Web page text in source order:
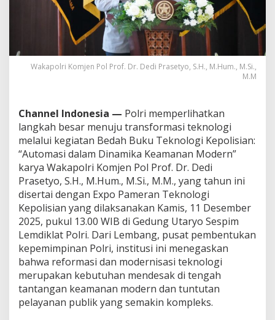
T
e
k
l
o
Wakapolri Komjen Pol Prof. Dr. Dedi Prasetyo, S.H., M.Hum., M.Si.,
M.M
Channel Indonesia — Polri memperlihatkan
langkah besar menuju transformasi teknologi
melalui kegiatan Bedah Buku Teknologi Kepolisian:
“Automasi dalam Dinamika Keamanan Modern”
karya Wakapolri Komjen Pol Prof. Dr. Dedi
Prasetyo, S.H., M.Hum., M.Si., M.M., yang tahun ini
disertai dengan Expo Pameran Teknologi
Kepolisian yang dilaksanakan Kamis, 11 Desember
2025, pukul 13.00 WIB di Gedung Utaryo Sespim
Lemdiklat Polri. Dari Lembang, pusat pembentukan
kepemimpinan Polri, institusi ini menegaskan
bahwa reformasi dan modernisasi teknologi
merupakan kebutuhan mendesak di tengah
tantangan keamanan modern dan tuntutan
pelayanan publik yang semakin kompleks.